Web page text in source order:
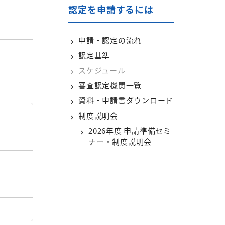
認定を申請するには
申請・認定の流れ
認定基準
スケジュール
審査認定機関一覧
資料・申請書ダウンロード
制度説明会
2026年度 申請準備セミ
ナー・制度説明会